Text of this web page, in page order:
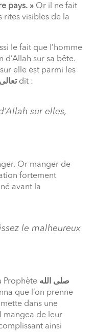
pays. » Or il ne fait
rites visibles de la
le fait que l’homme
sur sa bête.
elle est parmi les
تعالىdit :
sur elles,
Or manger de
fortement
avant la
le malheureux
Prophète صلى الله
que l’on prenne
dans une
mangea de leur
ainsi